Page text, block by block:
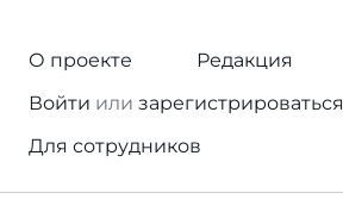
О проекте
Редакция
Войти или зарегистрироваться
Для сотрудников